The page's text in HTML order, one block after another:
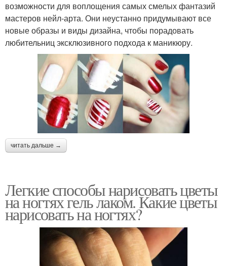
возможности для воплощения самых смелых фантазий
мастеров нейл-арта. Они неустанно придумывают все
новые образы и виды дизайна, чтобы порадовать
любительниц эксклюзивного подхода к маникюру.
читать дальше →
Легкие способы нарисовать цветы
на ногтях гель лаком. Какие цветы
нарисовать на ногтях?